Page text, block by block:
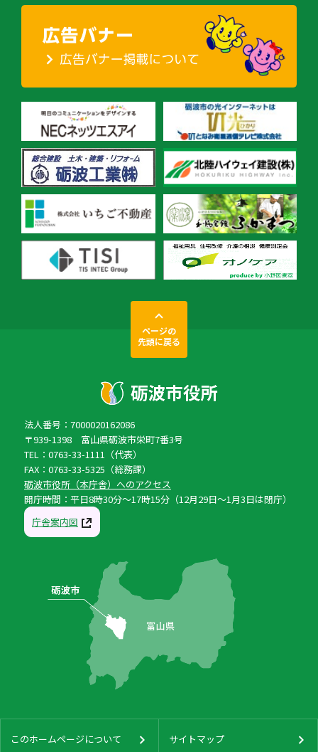
ページの
先頭に戻る
法人番号：7000020162086
〒939-1398 富山県砺波市栄町7番3号
TEL：0763-33-1111（代表）
FAX：0763-33-5325（総務課）
砺波市役所（本庁舎）へのアクセス
開庁時間：平日8時30分〜17時15分（12月29日〜1月3日は閉庁）
庁舎案内図
このホームページについて サイトマップ